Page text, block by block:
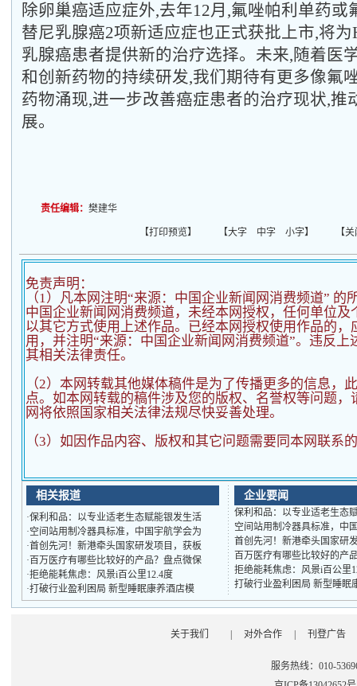
除卵巢癌适应症外,去年12月,氟唑帕利单药或
替尼乳腺癌2项新适应症也正式获批上市,将为
乳腺癌患者提供新的治疗选择。未来,随着医
和创新药物的持续研发,我们期待有更多像氟
药物涌现,进一步改善癌症患者的治疗现状,推
展。
责任编辑： 樊建华
【打印预览】 【大字 中字 小字】 【关
免责声明：
（1）凡本网注明“来源：中国企业新闻网消费频道” 的
中国企业新闻网消费频道，未经本网授权，任何单位及
以其它方式使用上述作品。已经本网授权使用作品的，
用，并注明“来源：中国企业新闻网消费频道”。违反上
其相关法律责任。
（2） 本网转载其他媒体稿件是为了传播更多的信息，
点。如本网转载的稿件涉及您的版权、名誉权等问题，
网将依照国家相关法律法规尽快妥善处理。
（3）如因作品内容、版权和其它问题需要同本网联系
相关报道
·保利和品：以专业适老生态赋能银发生活
·空间站用制冷器具标准，中国宇航学会为
·首创先河！新港牵头国家研发项目，获板
· 百万医疗有哪些比较好的产品？盘点微保
·拒绝能耗焦虑：风景i百公里12.4度
·打破行业盈利困局 新型睡眠康养酒店模
企业要闻
保利和品：以专业适老生态
空间站用制冷器具标准，中
首创先河！新港牵头国家研
百万医疗有哪些比较好的产
拒绝能耗焦虑：风景i百公里
打破行业盈利困局 新型睡眠
关于我们 对外合作 刊登广告
服务热线：010-